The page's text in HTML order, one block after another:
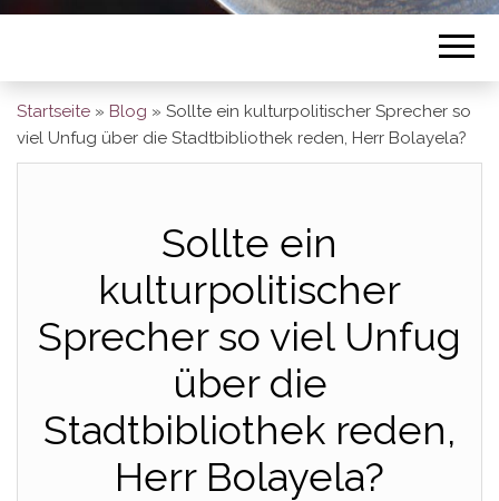
Startseite » Blog » Sollte ein kulturpolitischer Sprecher so
viel Unfug über die Stadtbibliothek reden, Herr Bolayela?
Sollte ein
kulturpolitischer
Sprecher so viel Unfug
über die
Stadtbibliothek reden,
Herr Bolayela?